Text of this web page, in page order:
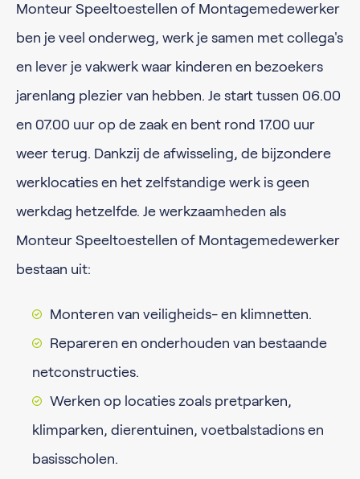
Monteur Speeltoestellen of Montagemedewerker
ben je veel onderweg, werk je samen met collega's
en lever je vakwerk waar kinderen en bezoekers
jarenlang plezier van hebben. Je start tussen 06.00
en 07.00 uur op de zaak en bent rond 17.00 uur
weer terug. Dankzij de afwisseling, de bijzondere
werklocaties en het zelfstandige werk is geen
werkdag hetzelfde. Je werkzaamheden als
Monteur Speeltoestellen of Montagemedewerker
bestaan uit:
Monteren van veiligheids- en klimnetten.
Repareren en onderhouden van bestaande
netconstructies.
Werken op locaties zoals pretparken,
klimparken, dierentuinen, voetbalstadions en
basisscholen.